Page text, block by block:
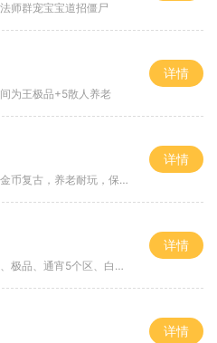
师群宠宝宝道招僵尸
为王极品+5散人养老
详情
复古，养老耐玩，保底回収
详情
品、通宵5个区、白天10个区
详情
详情